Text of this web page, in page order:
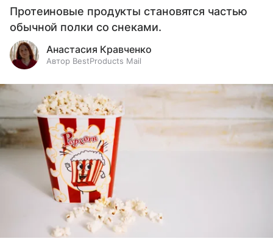
Протеиновые продукты становятся частью
обычной полки со снеками.
Анастасия Кравченко
Автор BestProducts Mail